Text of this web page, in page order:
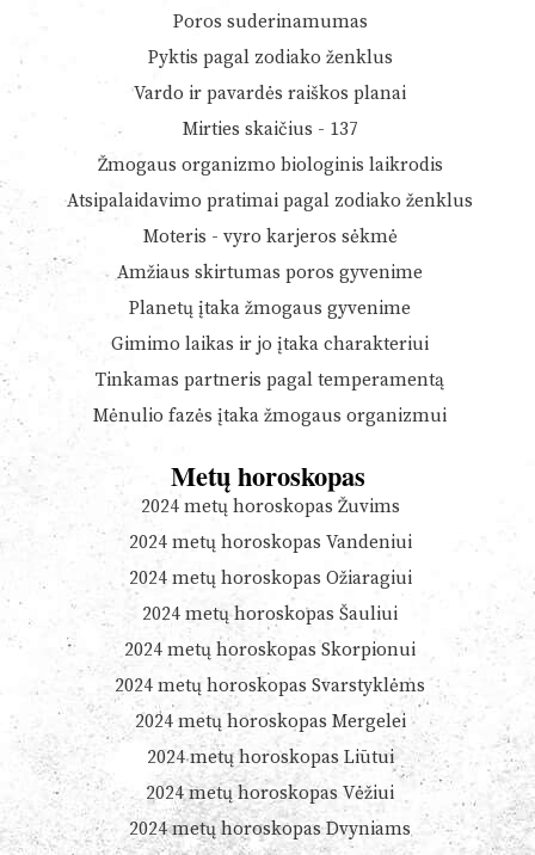
Poros suderinamumas
Pyktis pagal zodiako ženklus
Vardo ir pavardės raiškos planai
Mirties skaičius - 137
Žmogaus organizmo biologinis laikrodis
Atsipalaidavimo pratimai pagal zodiako ženklus
Moteris - vyro karjeros sėkmė
Amžiaus skirtumas poros gyvenime
Planetų įtaka žmogaus gyvenime
Gimimo laikas ir jo įtaka charakteriui
Tinkamas partneris pagal temperamentą
Mėnulio fazės įtaka žmogaus organizmui
Metų horoskopas
2024 metų horoskopas Žuvims
2024 metų horoskopas Vandeniui
2024 metų horoskopas Ožiaragiui
2024 metų horoskopas Šauliui
2024 metų horoskopas Skorpionui
2024 metų horoskopas Svarstyklėms
2024 metų horoskopas Mergelei
2024 metų horoskopas Liūtui
2024 metų horoskopas Vėžiui
2024 metų horoskopas Dvyniams